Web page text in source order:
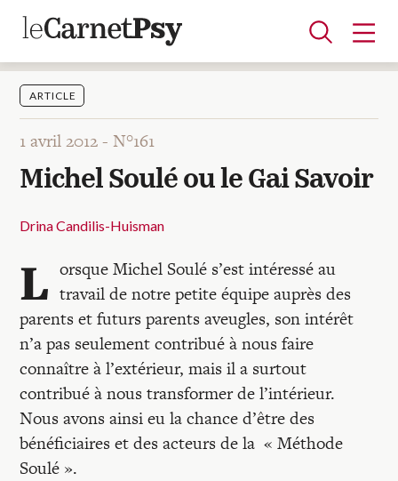
Articles
A la une
Adolescence
Dispositif
Enfance
Périnatalité
Psychanalyse
Psychopathologie
Soin
Auteurs
Blocs-notes
Recherches
Entretiens
ARTICLE
1 avril 2012 -N°161
Michel Soulé ou le Gai Savoir
Drina Candilis-Huisman
L orsque Michel Soulé s’est intéressé au
travail de notre petite équipe auprès des
parents et futurs parents aveugles, son intérêt
n’a pas seulement contribué à nous faire
connaître à l’extérieur, mais il a surtout
contribué à nous transformer de l’intérieur.
Nous avons ainsi eu la chance d’être des
bénéficiaires et des acteurs de la « Méthode
Soulé ».